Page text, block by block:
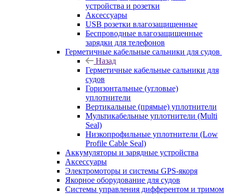
устройства и розетки
Аксессуары
USB розетки влагозащищенные
Беспроводные влагозащищенные
зарядки для телефонов
Герметичные кабельные сальники для судов
Назад
Герметичные кабельные сальники для
судов
Горизонтальные (угловые)
уплотнители
Вертикальные (прямые) уплотнители
Мультикабельные уплотнители (Multi
Seal)
Низкопрофильные уплотнители (Low
Profile Cable Seal)
Аккумуляторы и зарядные устройства
Аксессуары
Электромоторы и системы GPS-якоря
Якорное оборудование для судов
Системы управления дифферентом и тримом